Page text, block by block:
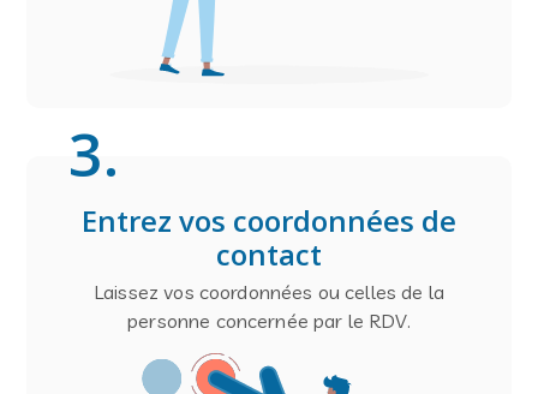
3.
Entrez vos coordonnées de
contact
Laissez vos coordonnées ou celles de la
personne concernée par le RDV.